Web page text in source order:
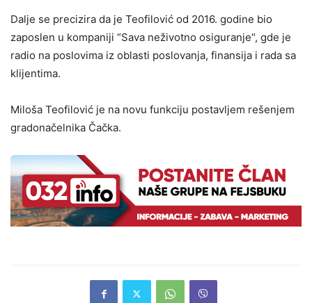
Dalje se precizira da je Teofilović od 2016. godine bio
zaposlen u kompaniji “Sava neživotno osiguranje“, gde je
radio na poslovima iz oblasti poslovanja, finansija i rada sa
klijentima.
Miloša Teofilović je na novu funkciju postavljem rešenjem
gradonačelnika Čačka.